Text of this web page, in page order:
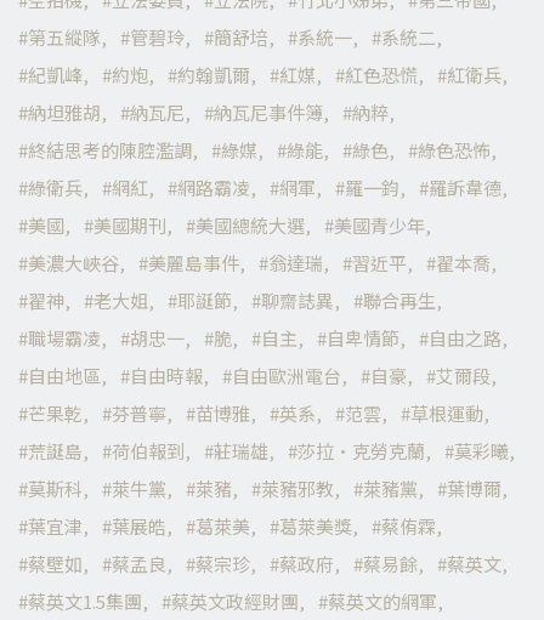
第五縱隊
管碧玲 簡舒培 系統一
系統二
紀凱峰
約炮 約翰凱爾 紅媒 紅色恐慌
紅衛兵
納坦雅胡
納瓦尼 納瓦尼事件簿
納粹
終結思考的陳腔濫調
綠媒 綠能 綠色
綠色恐怖
綠衛兵
網紅 網路霸凌 網軍 羅一鈞
羅訴韋德
美國
美國期刊 美國總統大選
美國青少年
美濃大峽谷
美麗島事件 翁達瑞 習近平
翟本喬
翟神
老大姐 耶誕節 聊齋誌異
聯合再生
職場霸凌
胡忠一 脆 自主 自卑情節
自由之路
自由地區
自由時報 自由歐洲電台 自豪
艾爾段
芒果乾
芬普寧 苗博雅 英系 范雲
草根運動
荒誕島
荷伯報到 莊瑞雄 莎拉·克勞克蘭
莫彩曦
莫斯科
萊牛黨 萊豬 萊豬邪教 萊豬黨
葉博爾
葉宜津
葉展皓 葛萊美 葛萊美獎
蔡侑霖
蔡壁如
蔡孟良 蔡宗珍 蔡政府 蔡易餘
蔡英文
蔡英文1.5集團
蔡英文政經財團
蔡英文的網軍